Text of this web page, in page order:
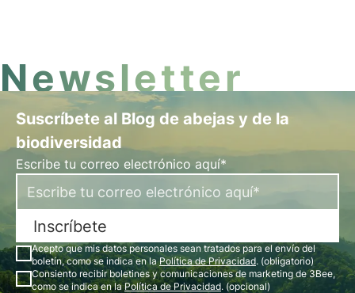
Newsletter
Suscríbete al Blog de abejas y de la
biodiversidad
Escribe tu correo electrónico aquí*
Inscríbete
Acepto que mis datos personales sean tratados para el envío del
boletín, como se indica en laPolítica de Privacidad. (obligatorio)
Consiento recibir boletines y comunicaciones de marketing de 3Bee,
como se indica en laPolítica de Privacidad. (opcional)